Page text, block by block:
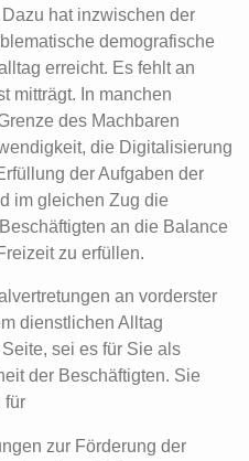
hat inzwischen der
demografische
erreicht. Es fehlt an
mitträgt. In manchen
des Machbaren
die Digitalisierung
der Aufgaben der
im gleichen Zug die
an die Balance
zu erfüllen.
an vorderster
dienstlichen Alltag
sei es für Sie als
der Beschäftigten. Sie
für
zur Förderung der